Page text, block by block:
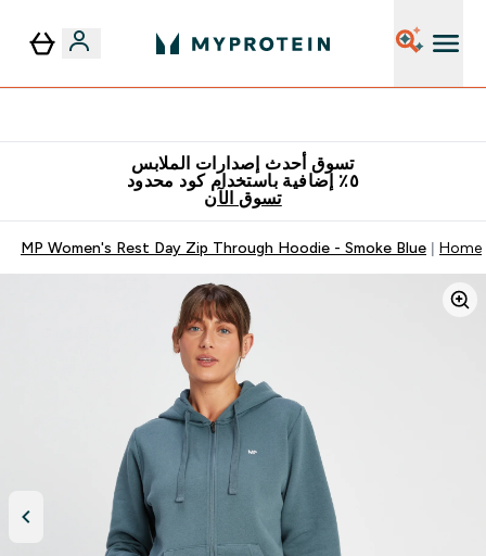
تسوق أحدث إصدارات الملابس
٥٪ إضافية باستخدام كود محدود
تسوق الآن
Home
MP Women's Rest Day Zip Through Hoodie - Smoke Blue